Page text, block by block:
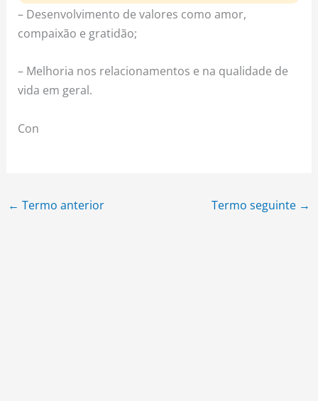
– Desenvolvimento de valores como amor,
compaixão e gratidão;
– Melhoria nos relacionamentos e na qualidade de
vida em geral.
Con
← Termo anterior Termo seguinte →